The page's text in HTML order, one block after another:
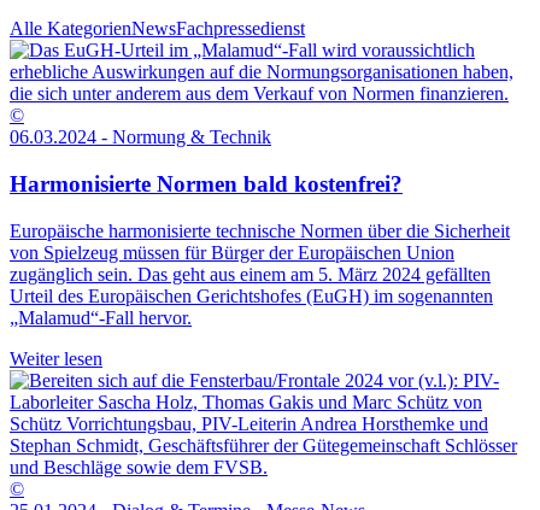
Alle KategorienNewsFachpressedienst
©
06.03.2024 - Normung & Technik
Harmonisierte Normen bald kostenfrei?
Europäische harmonisierte technische Normen über die Sicherheit
von Spielzeug müssen für Bürger der Europäischen Union
zugänglich sein. Das geht aus einem am 5. März 2024 gefällten
Urteil des Europäischen Gerichtshofes (EuGH) im sogenannten
„Malamud“-Fall hervor.
Weiter lesen
©